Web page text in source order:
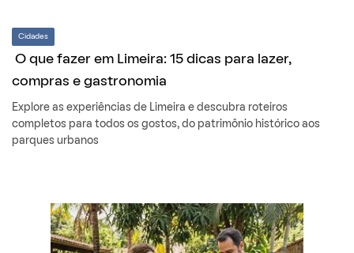
Cidades
O que fazer em Limeira: 15 dicas para lazer,
compras e gastronomia
Explore as experiências de Limeira e descubra roteiros
completos para todos os gostos, do patrimônio histórico aos
parques urbanos